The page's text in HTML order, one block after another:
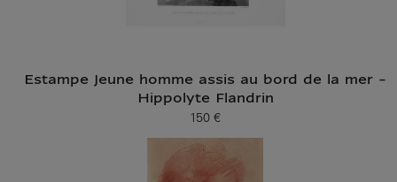
Estampe Jeune homme assis au bord de la mer -
Hippolyte Flandrin
Prix ​​actuel
150 €